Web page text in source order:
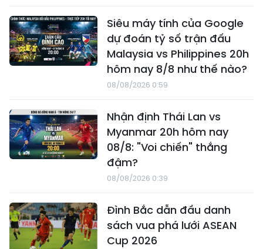
Siêu máy tính của Google
dự đoán tỷ số trận đấu
Malaysia vs Philippines 20h
hôm nay 8/8 như thế nào?
08/08/2026 0:59
Nhận định Thái Lan vs
Myanmar 20h hôm nay
08/8: "Voi chiến" thắng
đậm?
08/08/2026 0:39
Đình Bắc dẫn đầu danh
sách vua phá lưới ASEAN
Cup 2026